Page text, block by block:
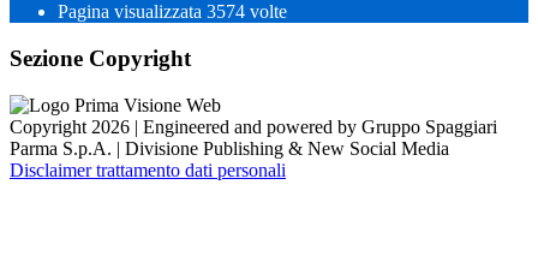
Pagina visualizzata 3574 volte
Sezione Copyright
Copyright 2026 | Engineered and powered by Gruppo Spaggiari
Parma S.p.A. | Divisione Publishing & New Social Media
Disclaimer trattamento dati personali